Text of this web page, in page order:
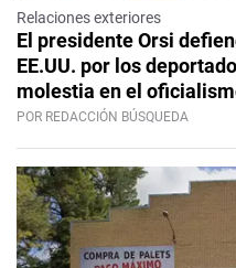
Relaciones exteriores
El presidente Orsi
EE.UU. por los
molestia en el
POR REDACCIÓN BÚSQUEDA